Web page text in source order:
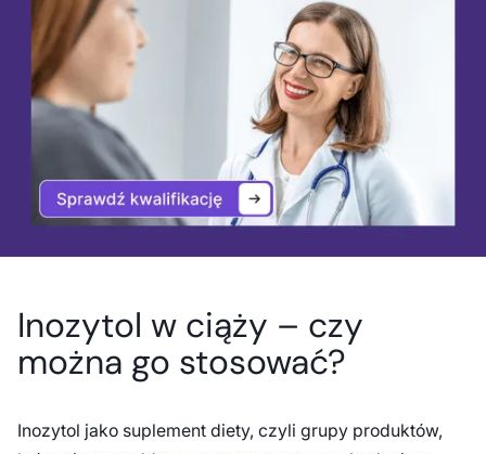
Inozytol w ciąży – czy
można go stosować?
Inozytol jako suplement diety, czyli grupy produktów,